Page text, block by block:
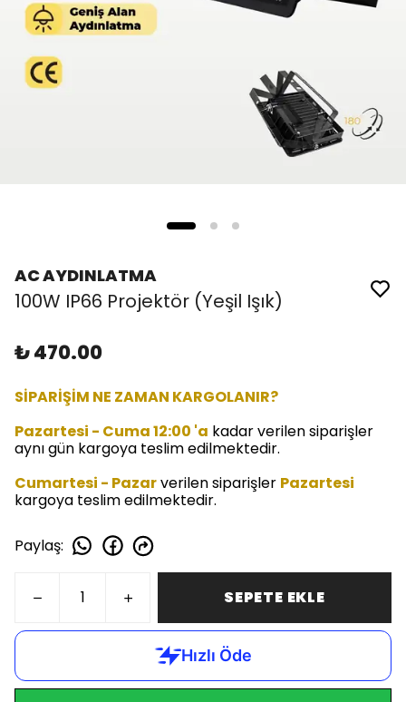
AC AYDINLATMA
100W IP66 Projektör (Yeşil Işık)
₺ 470.00
SİPARİŞİM NE ZAMAN KARGOLANIR?
Pazartesi - Cuma 12:00 'a kadar verilen siparişler
aynı gün kargoya teslim edilmektedir.
Cumartesi - Pazarverilen siparişler Pazartesi
kargoya teslim edilmektedir.
Paylaş:
SEPETE EKLE